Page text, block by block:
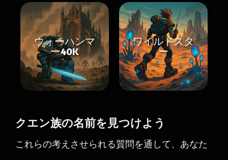
ウォーハンマ
ー40K
ワイルドスタ
ー
クエン族の名前を見つけよう
これらの考えさせられる質問を通して、あなた